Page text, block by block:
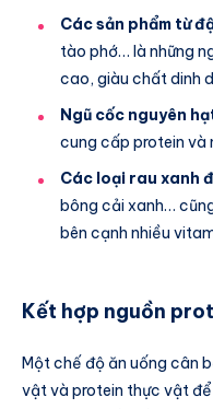
Các sản phẩm từ
tào phớ… là những
cao, giàu chất dinh
Ngũ cốc nguyên
cung cấp protein và
Các loại rau xanh
bông cải xanh…
bên cạnh nhiều
Kết hợp nguồn
Một chế độ ăn uống cân
vật và protein thực vật